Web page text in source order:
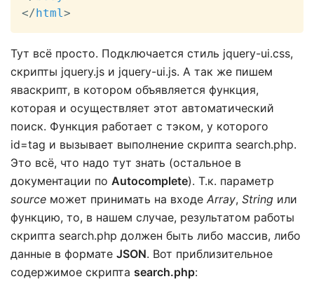
</html>
Тут всё просто. Подключается стиль jquery-ui.css,
скрипты jquery.js и jquery-ui.js. А так же пишем
яваскрипт, в котором объявляется функция,
которая и осуществляет этот автоматический
поиск. Функция работает с тэком, у которого
id=tag и вызывает выполнение скрипта search.php.
Это всё, что надо тут знать (остальное в
документации по Autocomplete). Т.к. параметр
source может принимать на входе Array, String или
функцию, то, в нашем случае, результатом работы
скрипта search.php должен быть либо массив, либо
данные в формате JSON. Вот приблизительное
содержимое скрипта search.php: